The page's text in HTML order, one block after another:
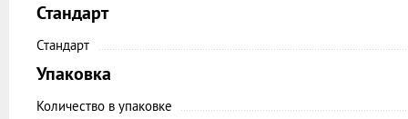
Стандарт
Стандарт
Упаковка
Количество в упаковке